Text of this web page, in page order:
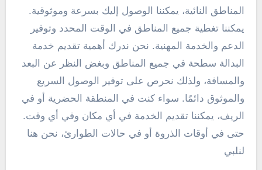
المناطق النائية، يمكننا الوصول إليك بسرعة وموثوقية.
يمكننا تغطية جميع المناطق في الوقت المحدد وتوفير
الدعم والخدمة المهنية. نحن ندرك أهمية تقديم خدمة
البدالة سطحة في جميع المناطق وبغض النظر عن البعد
والمسافة، ولذلك نحرص على توفير الوصول السريع
والموثوق دائمًا. سواء كنت في المنطقة الحضرية أو في
الريف، يمكننا تقديم الخدمة في أي مكان وفي أي وقت.
حتى في أوقات الذروة أو في حالات الطوارئ، نحن هنا
لنلبي